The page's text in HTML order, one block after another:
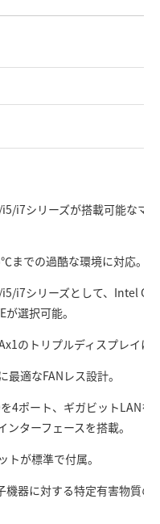
i7シリーズが搭載可能なマ
での過酷な環境に対応。
i7シリーズとして、Intel
選択可能。
のトリプルディスプレイに
適なFANレス設計。
4ポート、ギガビットLANを
ターフェースを搭載。
が標準で付属。
器に対する特定有害物質の